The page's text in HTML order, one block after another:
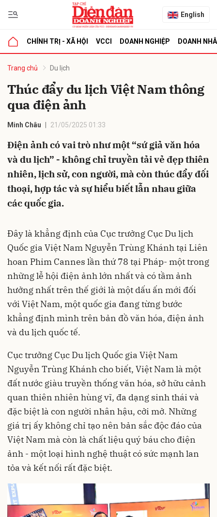
English
CHÍNH TRỊ - XÃ HỘI VCCI DOANH NGHIỆP DOANH
Trang chủ Du lịch
Thúc đẩy du lịch Việt Nam thông
qua điện ảnh
Minh Châu 21/05/2025 01:33
Điện ảnh có vai trò như một “sứ giả văn hóa
và du lịch” - không chỉ truyền tải vẻ đẹp thiên
nhiên, lịch sử, con người, mà còn thúc đẩy đối
thoại, hợp tác và sự hiểu biết lẫn nhau giữa
các quốc gia.
Đây là khẳng định của Cục trưởng Cục Du lịch
Quốc gia Việt Nam Nguyễn Trùng Khánh tại Liên
hoan Phim Cannes lần thứ 78 tại Pháp- một trong
những lễ hội điện ảnh lớn nhất và có tầm ảnh
hưởng nhất trên thế giới là một dấu ấn mới đối
với Việt Nam, một quốc gia đang từng bước
khẳng định mình trên bản đồ văn hóa, điện ảnh
và du lịch quốc tế.
Cục trưởng Cục Du lịch Quốc gia Việt Nam
Nguyễn Trùng Khánh cho biết, Việt Nam là một
đất nước giàu truyền thống văn hóa, sở hữu cảnh
quan thiên nhiên hùng vĩ, đa dạng sinh thái và
đặc biệt là con người nhân hậu, cởi mở. Những
giá trị ấy không chỉ tạo nên bản sắc độc đáo của
Việt Nam mà còn là chất liệu quý báu cho điện
ảnh - một loại hình nghệ thuật có sức mạnh lan
tỏa và kết nối rất đặc biệt.
luận
Hủy